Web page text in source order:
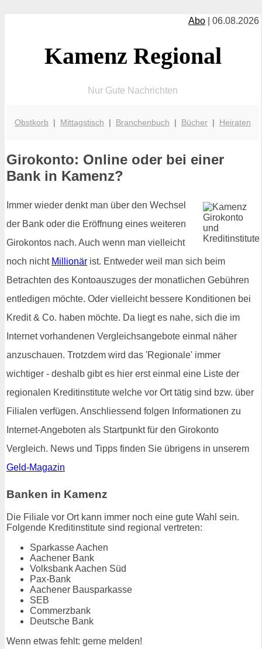
Abo | 06.08.2026
Kamenz Regional
Nur Gute Nachrichten
Obstkorb | Mittagstisch | Branchenbuch | Bücher | Heiraten
Girokonto: Online oder bei einer
Bank in Kamenz?
Immer wieder denkt man über den Wechsel
der Bank oder die Eröffnung eines weiteren
Girokontos nach. Auch wenn man vielleicht
noch nicht Millionär ist. Entweder weil man sich beim
Betrachten des Kontoauszuges der monatlichen Gebühren
entledigen möchte. Oder vielleicht bessere Konditionen bei
Kredit & Co. haben möchte. Da liegt es nahe, sich die im
Internet vorhandenen Vergleichsangebote einmal näher
anzuschauen. Trotzdem wird das 'Regionale' immer
wichtiger - deshalb gibt es hier erst einmal eine Liste der
regionalen Kreditinstitute welche vor Ort tätig sind bzw. über
Filialen verfügen. Anschliessend folgen Informationen zu
Internet-Angeboten als Startpunkt für den Girokonto
Vergleich. News und Tipps finden Sie übrigens in unserem
Geld-Magazin
Banken in Kamenz
Die Filiale vor Ort kann immer noch eine gute Wahl sein.
Folgende Kreditinstitute sind regional vertreten:
Sparkasse Aachen
Aachener Bank
Volksbank Aachen Süd
Pax-Bank
Aachener Bausparkasse
SEB
Commerzbank
Deutsche Bank
Wenn etwas fehlt: gerne melden!